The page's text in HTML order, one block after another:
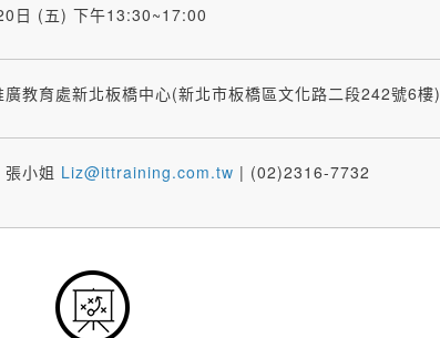
日 (五) 下午13:30~17:00
廣教育處新北板橋中心(新北市板橋區文化路二段242號6樓)
小姐 Liz@ittraining.com.tw | (02)2316-7732